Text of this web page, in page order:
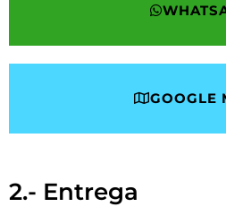
GOOGLE
2.- Entrega